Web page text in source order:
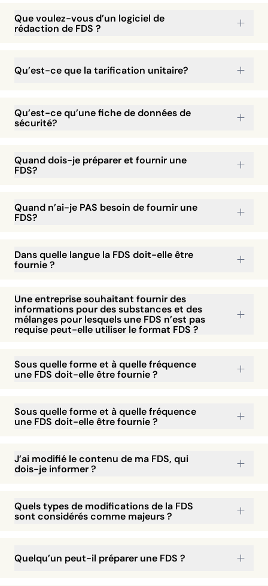
Que voulez-vous d’un logiciel de
rédaction de FDS ?
Qu’est-ce que la tarification unitaire?
Qu’est-ce qu’une fiche de données de
sécurité?
Quand dois-je préparer et fournir une
FDS?
Quand n’ai-je PAS besoin de fournir une
FDS?
Dans quelle langue la FDS doit-elle être
fournie ?
Une entreprise souhaitant fournir des
informations pour des substances et des
mélanges pour lesquels une FDS n’est pas
requise peut-elle utiliser le format FDS ?
Sous quelle forme et à quelle fréquence
une FDS doit-elle être fournie ?
Sous quelle forme et à quelle fréquence
une FDS doit-elle être fournie ?
J’ai modifié le contenu de ma FDS, qui
dois-je informer ?
Quels types de modifications de la FDS
sont considérés comme majeurs ?
Quelqu’un peut-il préparer une FDS ?